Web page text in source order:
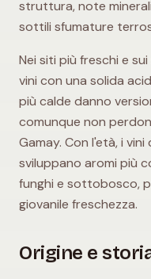
struttura, note
sottili sfumature
Nei siti più freschi e
vini con una solida
più calde danno
comunque non
Gamay. Con l'età, i
sviluppano aromi più
funghi e sottobosco,
giovanile freschezza.
Origine e